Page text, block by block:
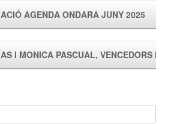
AGENDA ONDARA JUNY 2025
I MONICA PASCUAL, VENCEDORS